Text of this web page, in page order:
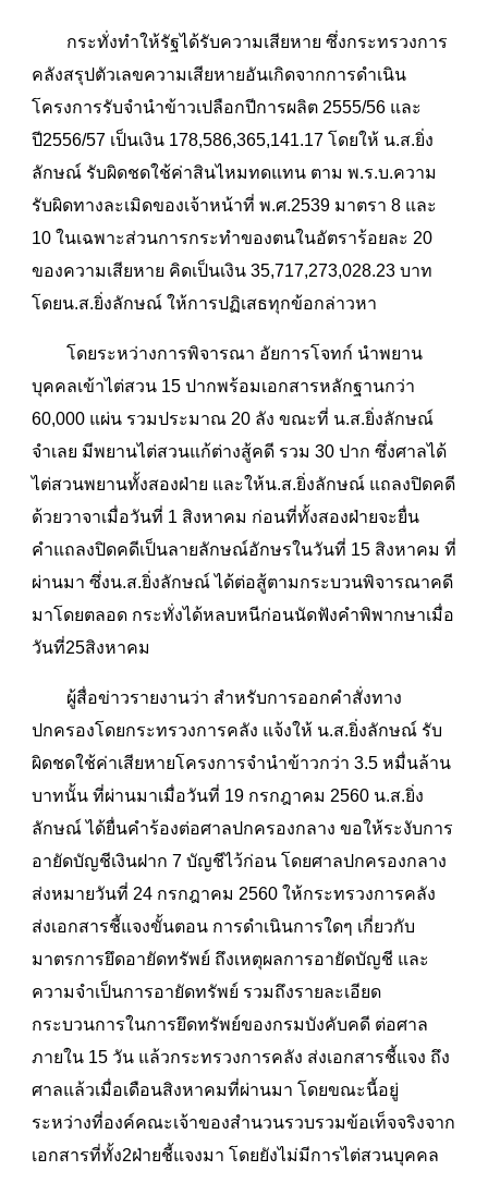
กระทั่งทำให้รัฐได้รับความเสียหาย ซึ่งกระทรวงการ
คลังสรุปตัวเลขความเสียหายอันเกิดจากการดำเนิน
โครงการรับจำนำข้าวเปลือกปีการผลิต 2555/56 และ
ปี2556/57 เป็นเงิน 178,586,365,141.17 โดยให้ น.ส.ยิ่ง
ลักษณ์ รับผิดชดใช้ค่าสินไหมทดแทน ตาม พ.ร.บ.ความ
รับผิดทางละเมิดของเจ้าหน้าที่ พ.ศ.2539 มาตรา 8 และ
10 ในเฉพาะส่วนการกระทำของตนในอัตราร้อยละ 20
ของความเสียหาย คิดเป็นเงิน 35,717,273,028.23 บาท
โดยน.ส.ยิ่งลักษณ์ ให้การปฏิเสธทุกข้อกล่าวหา
โดยระหว่างการพิจารณา อัยการโจทก์ นำพยาน
บุคคลเข้าไต่สวน 15 ปากพร้อมเอกสารหลักฐานกว่า
60,000 แผ่น รวมประมาณ 20 ลัง ขณะที่ น.ส.ยิ่งลักษณ์
จำเลย มีพยานไต่สวนแก้ต่างสู้คดี รวม 30 ปาก ซึ่งศาลได้
ไต่สวนพยานทั้งสองฝ่าย และให้น.ส.ยิ่งลักษณ์ แถลงปิดคดี
ด้วยวาจาเมื่อวันที่ 1 สิงหาคม ก่อนที่ทั้งสองฝ่ายจะยื่น
คำแถลงปิดคดีเป็นลายลักษณ์อักษรในวันที่ 15 สิงหาคม ที่
ผ่านมา ซึ่งน.ส.ยิ่งลักษณ์ ได้ต่อสู้ตามกระบวนพิจารณาคดี
มาโดยตลอด กระทั่งได้หลบหนีก่อนนัดฟังคำพิพากษาเมื่อ
วันที่25สิงหาคม
ผู้สื่อข่าวรายงานว่า สำหรับการออกคำสั่งทาง
ปกครองโดยกระทรวงการคลัง แจ้งให้ น.ส.ยิ่งลักษณ์ รับ
ผิดชดใช้ค่าเสียหายโครงการจำนำข้าวกว่า 3.5 หมื่นล้าน
บาทนั้น ที่ผ่านมาเมื่อวันที่ 19 กรกฎาคม 2560 น.ส.ยิ่ง
ลักษณ์ ได้ยื่นคำร้องต่อศาลปกครองกลาง ขอให้ระงับการ
อายัดบัญชีเงินฝาก 7 บัญชีไว้ก่อน โดยศาลปกครองกลาง
ส่งหมายวันที่ 24 กรกฎาคม 2560 ให้กระทรวงการคลัง
ส่งเอกสารชี้แจงขั้นตอน การดำเนินการใดๆ เกี่ยวกับ
มาตรการยึดอายัดทรัพย์ ถึงเหตุผลการอายัดบัญชี และ
ความจำเป็นการอายัดทรัพย์ รวมถึงรายละเอียด
กระบวนการในการยึดทรัพย์ของกรมบังคับคดี ต่อศาล
ภายใน 15 วัน แล้วกระทรวงการคลัง ส่งเอกสารชี้แจง ถึง
ศาลแล้วเมื่อเดือนสิงหาคมที่ผ่านมา โดยขณะนี้อยู่
ระหว่างที่องค์คณะเจ้าของสำนวนรวบรวมข้อเท็จจริงจาก
เอกสารที่ทั้ง2ฝ่ายชี้แจงมา โดยยังไม่มีการไต่สวนบุคคล